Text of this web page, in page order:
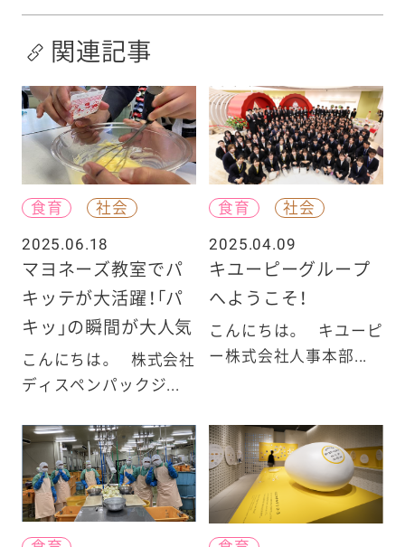
関連記事
食育
社会
2025.06.18
マヨネーズ教室でパ
キッテが大活躍！「パ
キッ」の瞬間が大人気
こんにちは。 株式会社
ディスペンパックジ...
食育
社会
2025.04.09
キユーピーグループ
へようこそ！
こんにちは。 キユーピ
ー株式会社人事本部...